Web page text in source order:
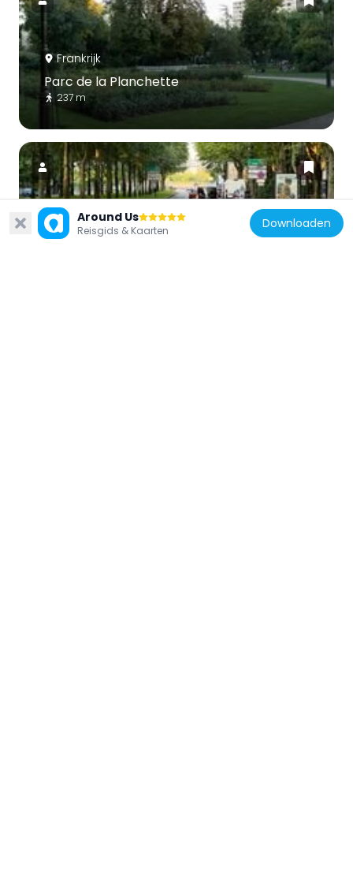
Frankrijk
Parc de la Planchette
237 m
Frankrijk
Around Us
Reisgids & Kaarten Downloaden